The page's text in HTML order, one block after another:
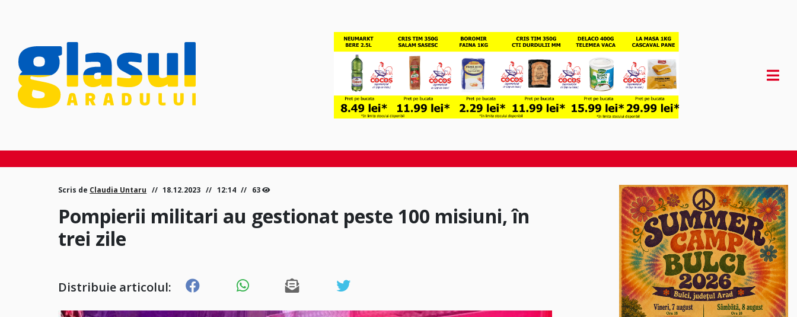
Scris de Claudia Untaru 18.12.2023 12:14 63
Pompierii militari au gestionat peste 100 misiuni, în
trei zile
Distribuie articolul: